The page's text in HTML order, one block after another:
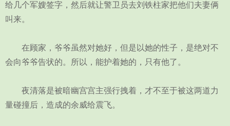
给几个军嫂签字，然后就让警卫员去刘铁柱家把他们夫妻俩
叫来。
在顾家，爷爷虽然对她好，但是以她的性子，是绝对不
会向爷爷告状的。所以，能护着她的，只有他了。
夜清落是被暗幽宫宫主强行拽着，才不至于被这两道力
量碰撞后，造成的余威给震飞。